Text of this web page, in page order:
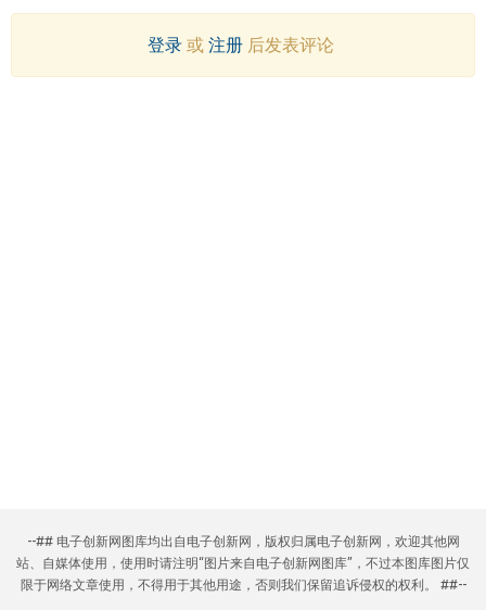
登录或 注册后发表评论
--## 电子创新网图库均出自电子创新网，版权归属电子创新网，欢迎其他网
站、自媒体使用，使用时请注明“图片来自电子创新网图库”，不过本图库图片仅
限于网络文章使用，不得用于其他用途，否则我们保留追诉侵权的权利。 ##--